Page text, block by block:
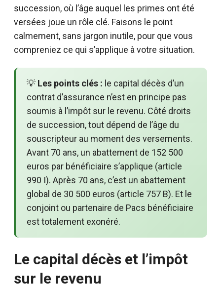
succession, où l’âge auquel les primes ont été
versées joue un rôle clé. Faisons le point
calmement, sans jargon inutile, pour que vous
compreniez ce qui s’applique à votre situation.
💡 Les points clés : le capital décès d’un
contrat d’assurance n’est en principe pas
soumis à l’impôt sur le revenu. Côté droits
de succession, tout dépend de l’âge du
souscripteur au moment des versements.
Avant 70 ans, un abattement de 152 500
euros par bénéficiaire s’applique (article
990 I). Après 70 ans, c’est un abattement
global de 30 500 euros (article 757 B). Et le
conjoint ou partenaire de Pacs bénéficiaire
est totalement exonéré.
Le capital décès et l’impôt
sur le revenu